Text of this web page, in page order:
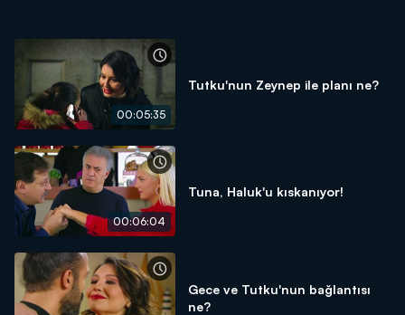
00:05:35
Tutku'nun Zeynep ile planı ne?
00:06:04
Tuna, Haluk'u kıskanıyor!
Gece ve Tutku'nun bağlantısı
ne?